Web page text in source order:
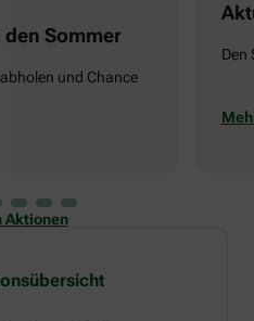
Sommer
und Chance
Den
Aktionen